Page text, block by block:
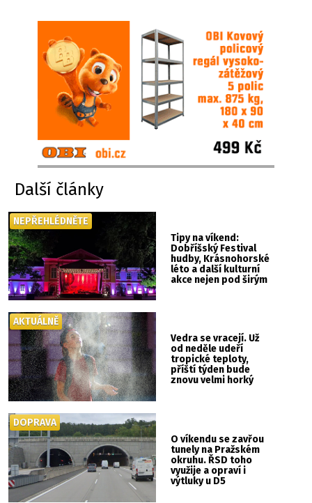
Další články
Tipy na víkend:
Dobříšský Festival
hudby, Krásnohorské
léto a další kulturní
akce nejen pod širým
NEPŘEHLÉDNĚTE
Vedra se vracejí. Už
od neděle udeří
tropické teploty,
příští týden bude
znovu velmi horký
AKTUÁLNĚ
O víkendu se zavřou
tunely na Pražském
okruhu. ŘSD toho
využije a opraví i
výtluky u D5
DOPRAVA